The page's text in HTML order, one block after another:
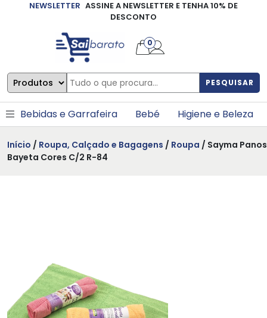
NEWSLETTER ASSINE A NEWSLETTER E TENHA 10% DE
DESCONTO
PESQUISAR
0
Bebidas e Garrafeira Bebé Higiene e Beleza
Início / Roupa, Calçado e Bagagens / Roupa / Sayma Panos
Bayeta Cores C/2 R-84